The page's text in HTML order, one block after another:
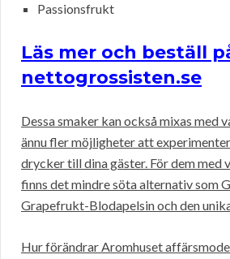
Passionsfrukt
Läs mer och beställ
nettogrossisten.se
Dessa smaker kan också mixas med
ännu fler möjligheter att
drycker till dina gäster. För dem med
finns det mindre söta alternativ som
Grapefrukt-Blodapelsin och den
Hur förändrar Aromhuset